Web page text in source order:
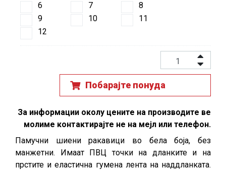
6 7
8
9
10
11
12
Побарајте понуда
За информации околу цените на производите ве
молиме контактирајте не на мејл или телефон.
Памучни шиени ракавици во бела боја, без
манжетни. Имаат ПВЦ точки на дланките и на
прстите и еластична гумена лента на наддланката.